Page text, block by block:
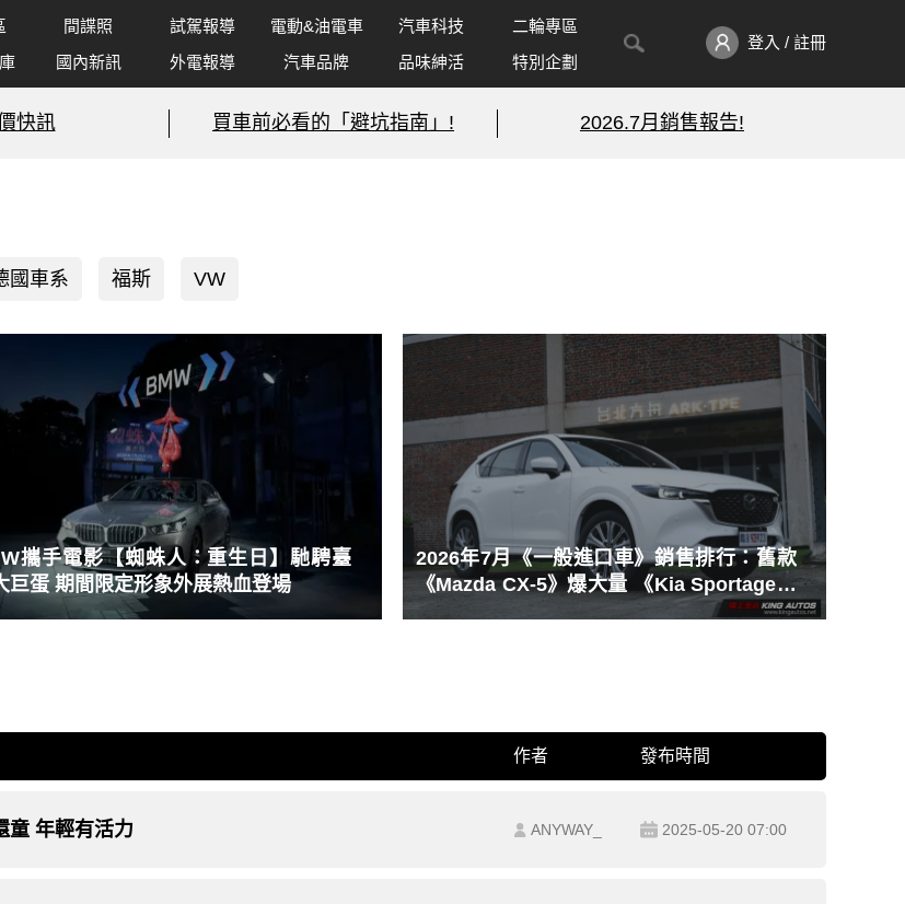
間諜照 試駕報導 電動&油電車 汽車科技
二輪專區
國內新訊 外電報導 汽車品牌 品味紳活 特別企劃
登入 / 註冊
快訊 買車前必看的「避坑指南」! 2026.7月銷售報告!
國車系 福斯 VW
攜手電影【蜘蛛人：重生日】馳騁臺
巨蛋 期間限定形象外展熱血登場
2026年7月《一般進口車》銷售排行：舊款
《Mazda CX-5》爆大量 《Kia Sportage》
不死中將
作者 發布時間
童 年輕有活力 ANYWAY_ 2025-05-20 07:00